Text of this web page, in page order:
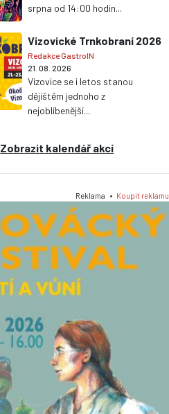
srpna od 14:00 hodin...
Vizovické Trnkobraní 2026
Redakce GastroIN
21. 08. 2026
Vizovice se i letos stanou
dějištěm jednoho z
nejoblíbenější...
Zobrazit kalendář akcí
Reklama • Koupit reklamu